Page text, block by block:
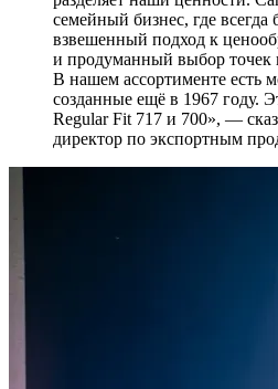
семейный бизнес, где
взвешенный подход к
и продуманный выбор точек
В нашем ассортименте есть
созданные ещё в 1967 году.
Regular Fit 717 и 700», —
директор по экспортным